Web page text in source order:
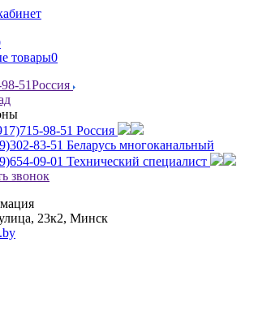
товары0
51Россия
98-51 Россия
83-51 Беларусь многоканальный
09-01 Технический специалист
звонок
23к2, Минск